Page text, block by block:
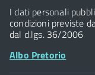
P.IVA 01307110484
I dati personali
condizioni previste
dal d.lgs. 36/2006
Albo Pretorio